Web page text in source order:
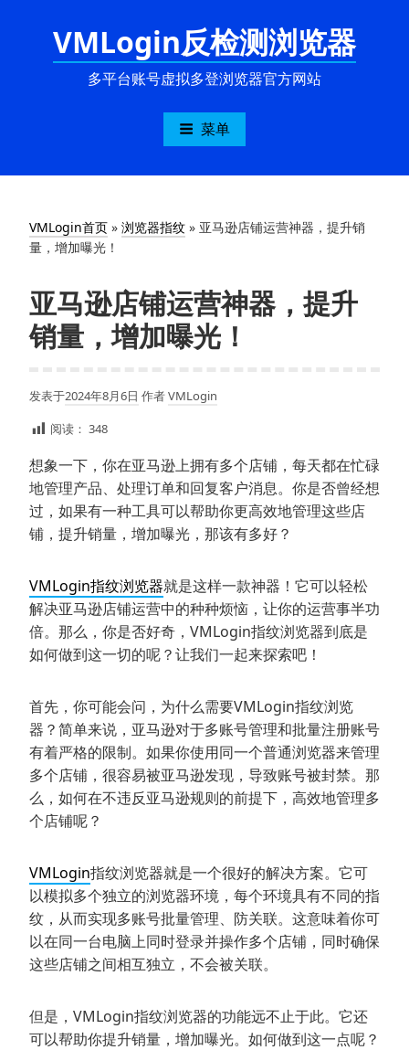
VMLogin反检测浏览器
多平台账号虚拟多登浏览器官方网站
菜单
VMLogin首页 » 浏览器指纹 » 亚马逊店铺运营神器，提升销
量，增加曝光！
亚马逊店铺运营神器，提升
销量，增加曝光！
发表于2024年8月6日 作者VMLogin
阅读： 348
想象一下，你在亚马逊上拥有多个店铺，每天都在忙碌
地管理产品、处理订单和回复客户消息。你是否曾经想
过，如果有一种工具可以帮助你更高效地管理这些店
铺，提升销量，增加曝光，那该有多好？
VMLogin指纹浏览器就是这样一款神器！它可以轻松
解决亚马逊店铺运营中的种种烦恼，让你的运营事半功
倍。那么，你是否好奇，VMLogin指纹浏览器到底是
如何做到这一切的呢？让我们一起来探索吧！
首先，你可能会问，为什么需要VMLogin指纹浏览
器？简单来说，亚马逊对于多账号管理和批量注册账号
有着严格的限制。如果你使用同一个普通浏览器来管理
多个店铺，很容易被亚马逊发现，导致账号被封禁。那
么，如何在不违反亚马逊规则的前提下，高效地管理多
个店铺呢？
VMLogin指纹浏览器就是一个很好的解决方案。它可
以模拟多个独立的浏览器环境，每个环境具有不同的指
纹，从而实现多账号批量管理、防关联。这意味着你可
以在同一台电脑上同时登录并操作多个店铺，同时确保
这些店铺之间相互独立，不会被关联。
但是，VMLogin指纹浏览器的功能远不止于此。它还
可以帮助你提升销量，增加曝光。如何做到这一点呢？